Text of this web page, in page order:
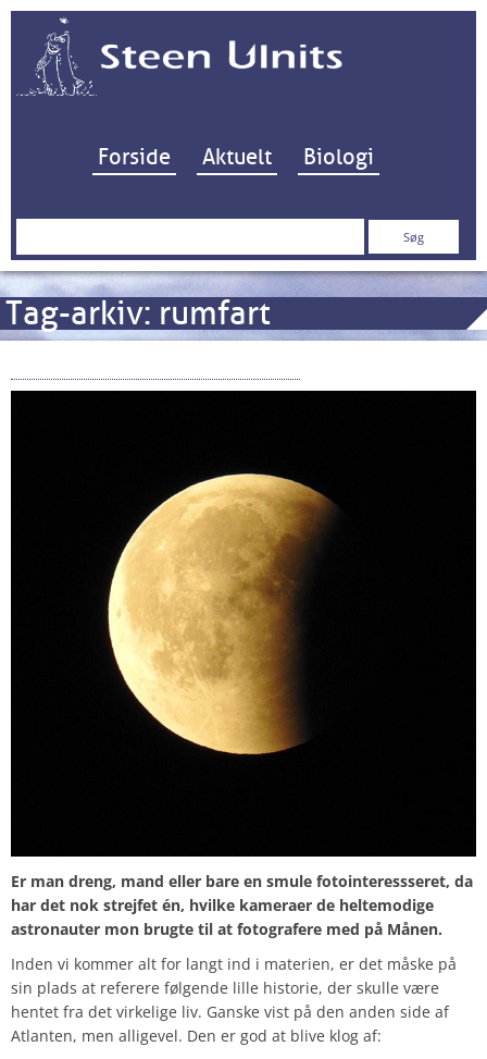
Hop til indhold
Forside Aktuelt Biologi
Søg
Tag-arkiv: rumfart
Er man dreng, mand eller bare en smule fotointeressseret, da
har det nok strejfet én, hvilke kameraer de heltemodige
astronauter mon brugte til at fotografere med på Månen.
Inden vi kommer alt for langt ind i materien, er det måske på
sin plads at referere følgende lille historie, der skulle være
hentet fra det virkelige liv. Ganske vist på den anden side af
Atlanten, men alligevel. Den er god at blive klog af: